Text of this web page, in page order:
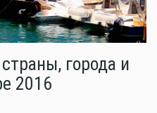
города и
2016